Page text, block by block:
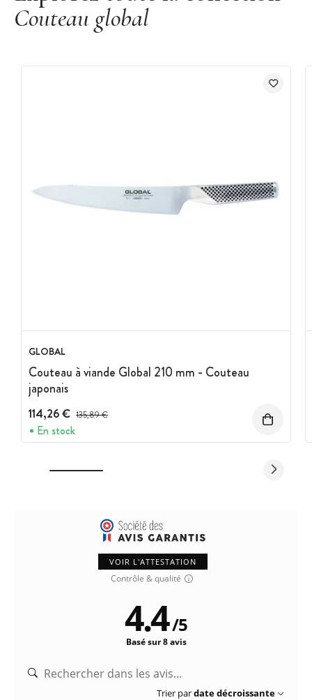
Couteau global
GLOBAL
Couteau à viande Global 210 mm - Couteau
japonais
114,26 € Prix avant réduction :
135,89 €
En stock
VOIR L'ATTESTATION
Contrôle & qualité
4.4/5
Basé sur 8 avis
Trier pardate décroissante